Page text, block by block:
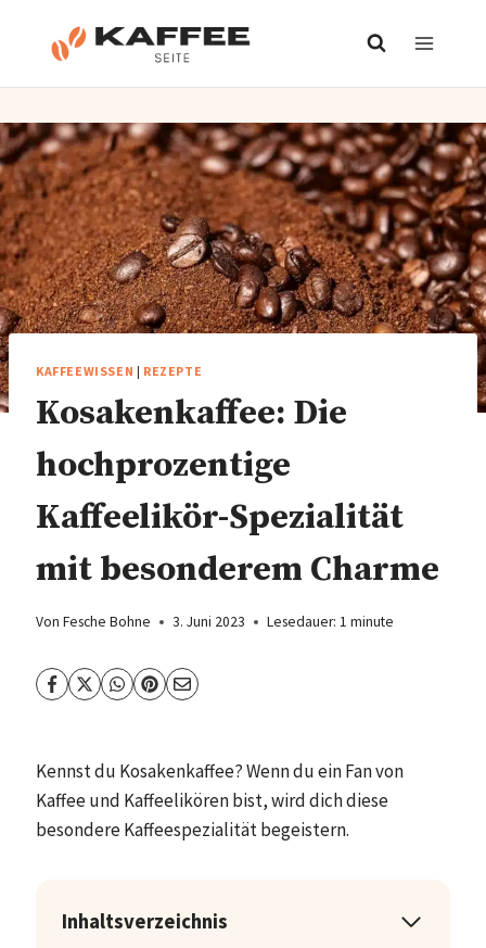
KAFFEEWISSEN | REZEPTE
Kosakenkaffee: Die
hochprozentige
Kaffeelikör-Spezialität
mit besonderem Charme
Von Fesche Bohne 3. Juni 2023 Lesedauer: 1minute
Kennst du Kosakenkaffee? Wenn du ein Fan von
Kaffee und Kaffeelikören bist, wird dich diese
besondere Kaffeespezialität begeistern.
Inhaltsverzeichnis